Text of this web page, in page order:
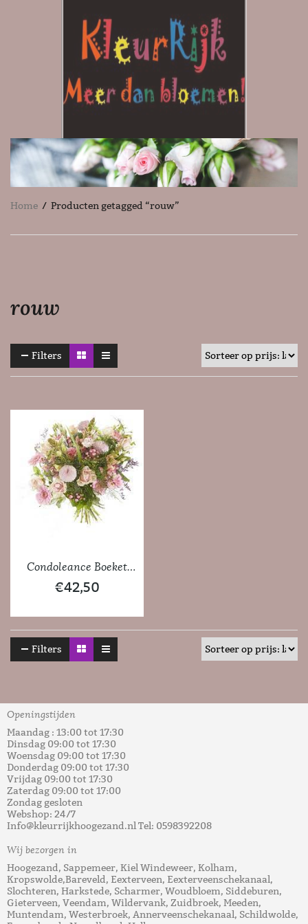
Home / Producten getagged “rouw”
rouw
Filters
Condoleance Boeket
Rose
€42,50
Filters
Openingstijden
Maandag : 13:00 tot 17:30
Dinsdag 09:00 tot 17:30
Woensdag 09:00 tot 17:30
Donderdag 09:00 tot 17:30
Vrijdag 09:00 tot 17:30
Zaterdag 09:00 tot 17:00
Zondag gesloten
Webshop: 24/7
Info@kleurrijkhoogezand.nl Tel: 0598392208
Wij bezorgen in
Hoogezand, Sappemeer, Kiel Windeweer, Kolham,
Kropswolde,Bareveld, Eexterveen, Eexterveenschekanaal,
Slochteren, Harkstede, Scharmer, Woudbloem, Siddeburen,
Gieterveen, Veendam, Wildervank, Zuidbroek, Meeden,
Muntendam, Westerbroek, Annerveenschekanaal, Schildwolde,